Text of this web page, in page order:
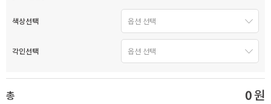
색상선택
각인선택
총 0원